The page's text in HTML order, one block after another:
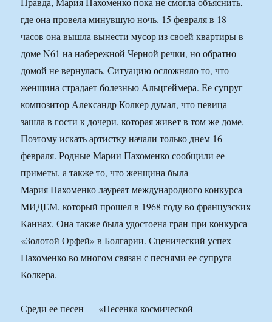
где она провела минувшую ночь. 15 февраля в 18
часов она вышла вынести мусор из своей квартиры в
доме N61 на набережной Черной речки, но обратно
домой не вернулась. Ситуацию осложняло то, что
женщина страдает болезнью Альцгеймера. Ее супруг
композитор Александр Колкер думал, что певица
зашла в гости к дочери, которая живет в том же доме.
Поэтому искать артистку начали только днем 16
февраля. Родные Марии Пахоменко сообщили ее
приметы, а также то, что женщина была
Мария Пахоменко лауреат международного конкурса
МИДЕМ, который прошел в 1968 году во французских
Каннах. Она также была удостоена гран-при конкурса
«Золотой Орфей» в Болгарии. Сценический успех
Пахоменко во многом связан с песнями ее супруга
Колкера.
Среди ее песен — «Песенка космической